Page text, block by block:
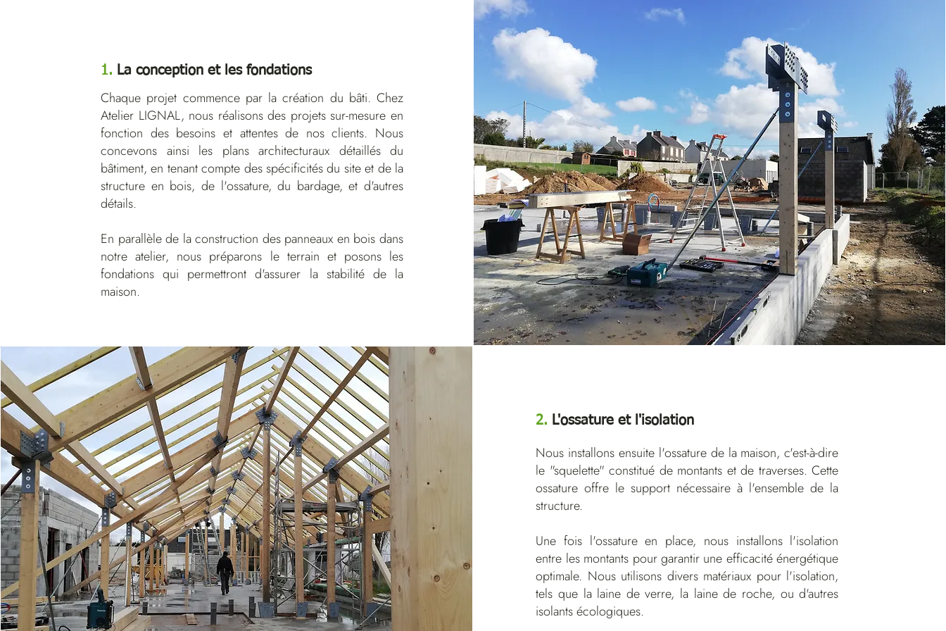
1. La conception et les fondations
Chaque projet commence par la création du bâti. Chez
Atelier LIGNAL, nous réalisons des projets sur-mesure en
fonction des besoins et attentes de nos clients. Nous
concevons ainsi les plans architecturaux détaillés du
bâtiment, en tenant compte des spécificités du site et de la
structure en bois, de l'ossature, du bardage, et d'autres
détails.
En parallèle de la construction des panneaux en bois dans
notre atelier, nous préparons le terrain et posons les
fondations qui permettront d'assurer la stabilité de la
maison.
2. L'ossature et l'isolation
Nous installons ensuite l'ossature de la maison, c'est-à-dire
le "squelette" constitué de montants et de traverses. Cette
ossature offre le support nécessaire à l'ensemble de la
structure.
Une fois l'ossature en place, nous installons l'isolation
entre les montants pour garantir une efficacité énergétique
optimale. Nous utilisons divers matériaux pour l'isolation,
tels que la laine de verre, la laine de roche, ou d'autres
isolants écologiques.